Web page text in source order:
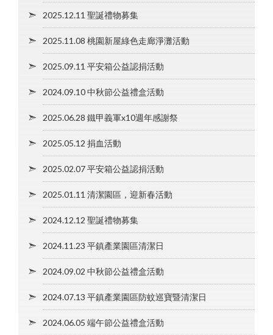
2025.12.11 聖誕禮物募集
2025.11.08 桃園新屋綠色走廊淨灘活動
2025.09.11 平安箱公益認捐活動
2024.09.10 中秋節公益禮盒活動
2025.06.28 鐵甲義軍x10週年感謝祭
2025.05.12 捐血活動
2025.02.07 平安箱公益認捐活動
2025.01.11 清潔園區，迎新春活動
2024.12.12 聖誕禮物募集
2024.11.23 平鎮產業園區清潔日
2024.09.02 中秋節公益禮盒活動
2024.07.13 平鎮產業園區防蚊巡寶暨清潔日
2024.06.05 端午節公益禮盒活動